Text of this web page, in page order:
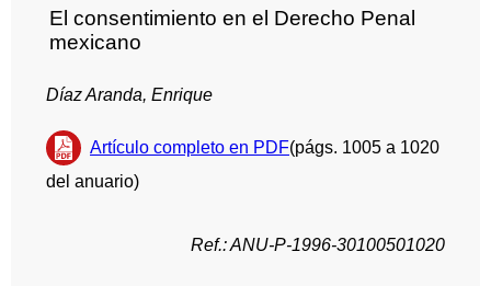
El consentimiento en el Derecho Penal
mexicano
Díaz Aranda, Enrique
Artículo completo en PDF(págs. 1005 a 1020
del anuario)
Ref.: ANU-P-1996-30100501020